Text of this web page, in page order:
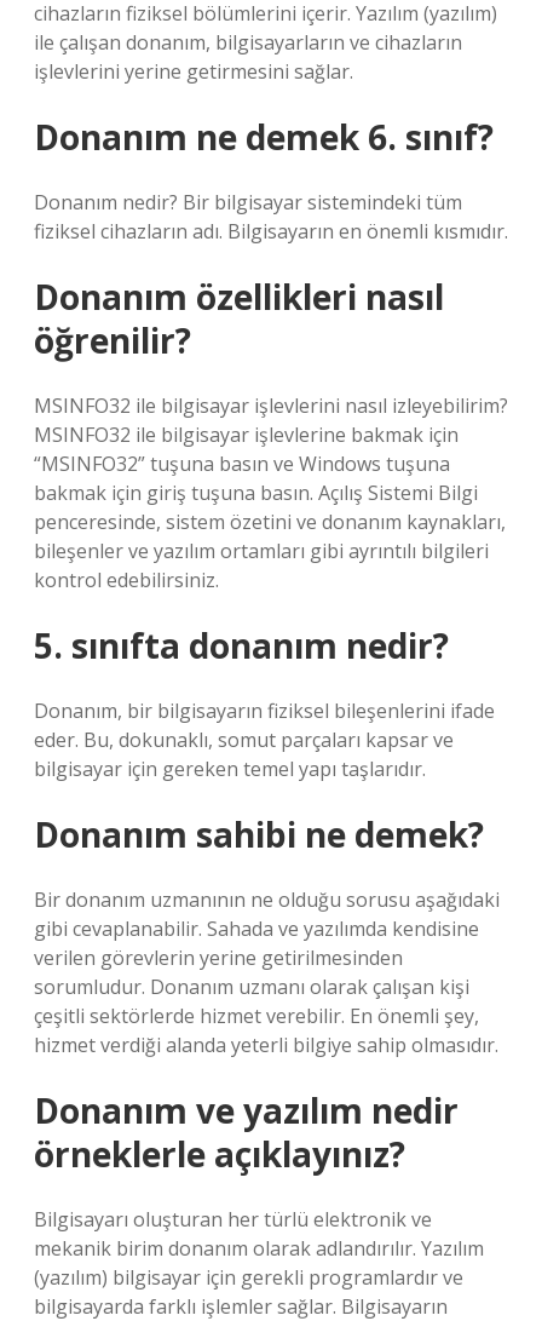
cihazların fiziksel bölümlerini içerir. Yazılım (yazılım)
ile çalışan donanım, bilgisayarların ve cihazların
işlevlerini yerine getirmesini sağlar.
Donanım ne demek 6. sınıf?
Donanım nedir? Bir bilgisayar sistemindeki tüm
fiziksel cihazların adı. Bilgisayarın en önemli kısmıdır.
Donanım özellikleri nasıl
öğrenilir?
MSINFO32 ile bilgisayar işlevlerini nasıl izleyebilirim?
MSINFO32 ile bilgisayar işlevlerine bakmak için
“MSINFO32” tuşuna basın ve Windows tuşuna
bakmak için giriş tuşuna basın. Açılış Sistemi Bilgi
penceresinde, sistem özetini ve donanım kaynakları,
bileşenler ve yazılım ortamları gibi ayrıntılı bilgileri
kontrol edebilirsiniz.
5. sınıfta donanım nedir?
Donanım, bir bilgisayarın fiziksel bileşenlerini ifade
eder. Bu, dokunaklı, somut parçaları kapsar ve
bilgisayar için gereken temel yapı taşlarıdır.
Donanım sahibi ne demek?
Bir donanım uzmanının ne olduğu sorusu aşağıdaki
gibi cevaplanabilir. Sahada ve yazılımda kendisine
verilen görevlerin yerine getirilmesinden
sorumludur. Donanım uzmanı olarak çalışan kişi
çeşitli sektörlerde hizmet verebilir. En önemli şey,
hizmet verdiği alanda yeterli bilgiye sahip olmasıdır.
Donanım ve yazılım nedir
örneklerle açıklayınız?
Bilgisayarı oluşturan her türlü elektronik ve
mekanik birim donanım olarak adlandırılır. Yazılım
(yazılım) bilgisayar için gerekli programlardır ve
bilgisayarda farklı işlemler sağlar. Bilgisayarın